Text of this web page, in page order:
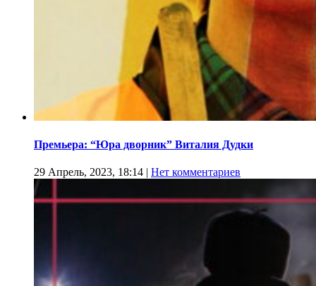
Премьера: “Юра дворник” Виталия Дудки
29 Апрель, 2023, 18:14 | Нет комментариев